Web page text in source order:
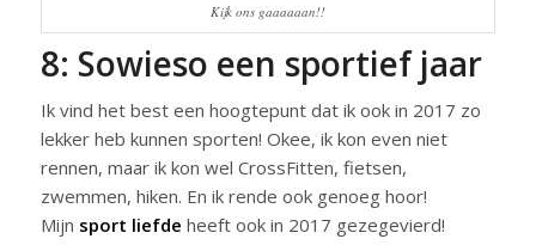
Kijk ons gaaaaaan!!
8: Sowieso een sportief jaar
Ik vind het best een hoogtepunt dat ik ook in 2017 zo
lekker heb kunnen sporten! Okee, ik kon even niet
rennen, maar ik kon wel CrossFitten, fietsen,
zwemmen, hiken. En ik rende ook genoeg hoor!
Mijn sport liefde heeft ook in 2017 gezegevierd!